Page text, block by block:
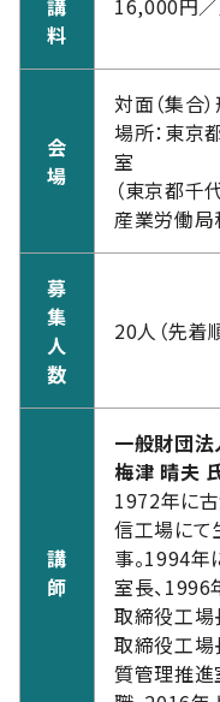
講
料
16,000円
会
場
対面（集合
場所：東
室
（東京都
産業労働局
募
集
人
数
20人（先着
講
師
一般財団
梅津 晴夫
1972年に古
信工場にて
事。1994
室長、
取締役工
取締役工場
質管理推進